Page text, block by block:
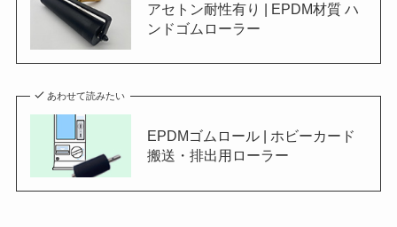
アセトン耐性有り | EPDM材質 ハ
ンドゴムローラー
あわせて読みたい
EPDMゴムロール | ホビーカード
搬送・排出用ローラー